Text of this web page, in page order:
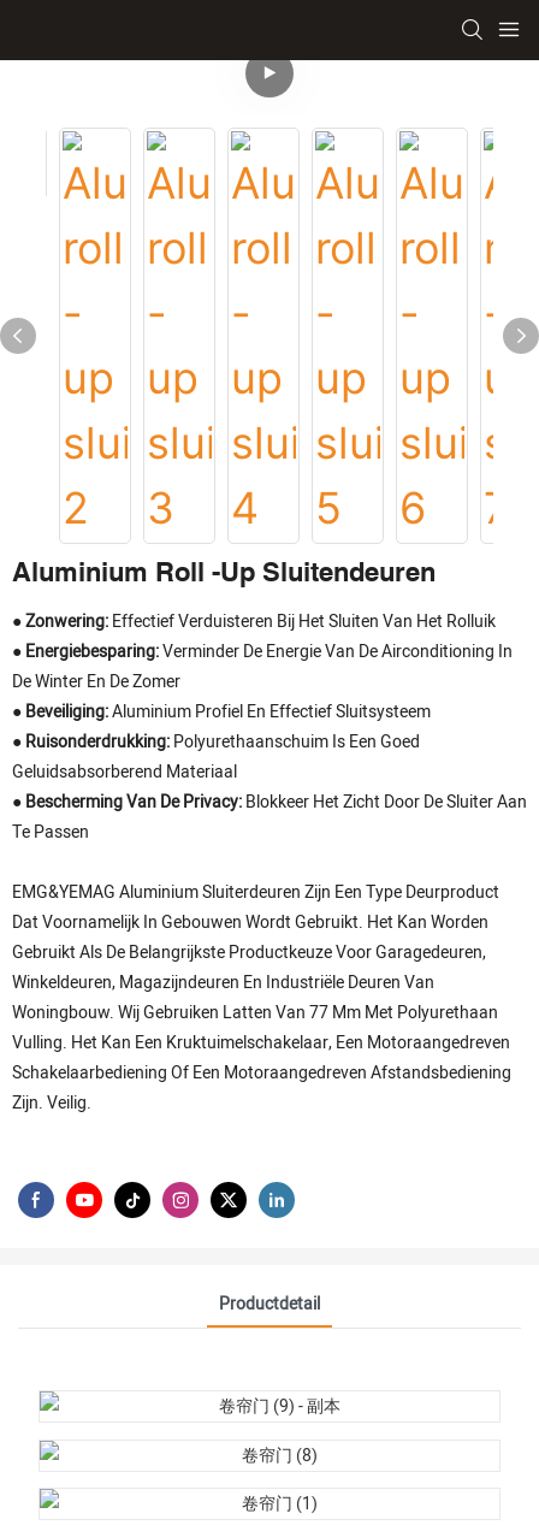
Aluminium Roll -up Sluitendeuren
● Zonwering:Effectief Verduisteren Bij Het Sluiten Van Het Rolluik
● Energiebesparing:Verminder De Energie Van De Airconditioning In
De Winter En De Zomer
● Beveiliging:Aluminium Profiel En Effectief Sluitsysteem
● Ruisonderdrukking:Polyurethaanschuim Is Een Goed
Geluidsabsorberend Materiaal
● Bescherming Van De Privacy:Blokkeer Het Zicht Door De Sluiter Aan
Te Passen
EMG&YEMAG Aluminium Sluiterdeuren Zijn Een Type Deurproduct
Dat Voornamelijk In Gebouwen Wordt Gebruikt. Het Kan Worden
Gebruikt Als De Belangrijkste Productkeuze Voor Garagedeuren,
Winkeldeuren, Magazijndeuren En Industriële Deuren Van
Woningbouw. Wij Gebruiken Latten Van 77 Mm Met Polyurethaan
Vulling. Het Kan Een Kruktuimelschakelaar, Een Motoraangedreven
Schakelaarbediening Of Een Motoraangedreven Afstandsbediening
Zijn. Veilig.
Productdetail